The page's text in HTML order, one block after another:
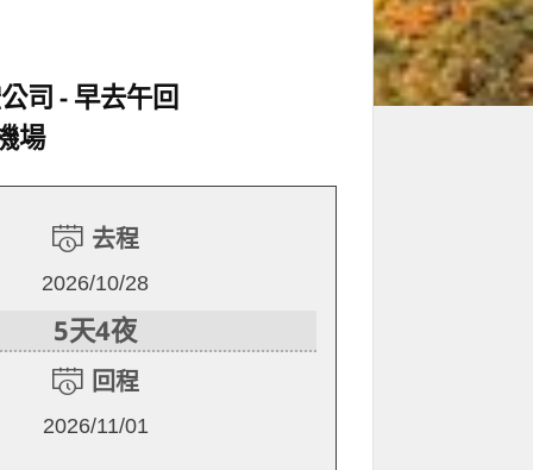
司
早去午回
場
去程
2026/10/28
5天4夜
回程
2026/11/01